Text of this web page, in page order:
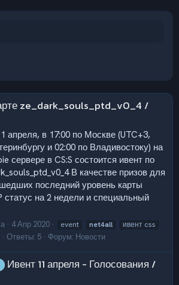
ze_dark_souls_ptd_v0_4 /
апреля, в 17:00 по Москве (UTC+3,
и 02:00 по Владивостоку) на
сервере в CS:S состоится ивент по
В качестве призов для
последний уровень карты
статус на 2 недели и специальный
4 Апр 2020 event net4all
ивент css
Ответы: 5 Форум: Новости
Ивент 11 апреля - Голосования /